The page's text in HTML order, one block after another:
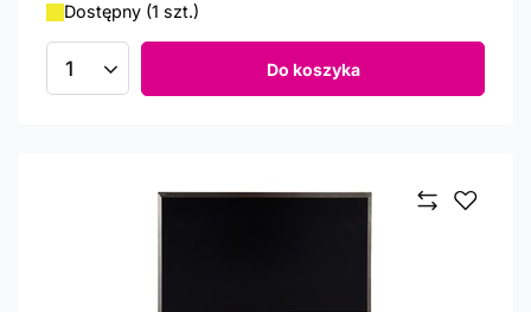
Dostępny (1 szt.)
Ilość produktów Do koszyka